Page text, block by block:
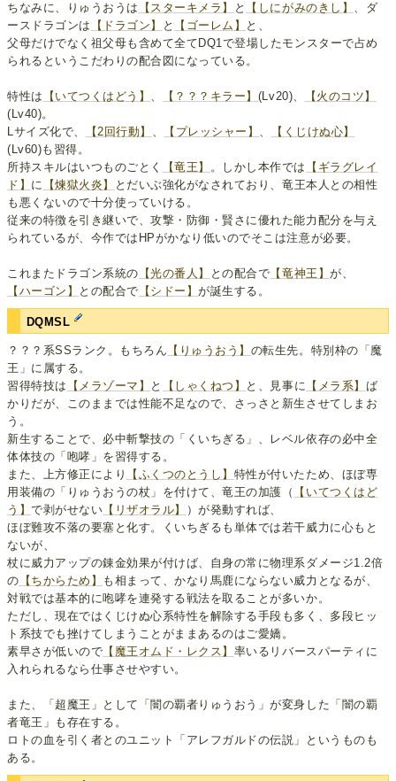
ちなみに、りゅうおうは
【スターキメラ】 と 【しにがみのきし】
、ダ
ースドラゴンは
【ドラゴン】 と 【ゴーレム】
と、
父母だけでなく祖父母も含めて全てDQ1で登場したモンスターで占め
られるというこだわりの配合図になっている。
特性は 【いてつくはどう】 【？？？キラー】 (Lv20)、
【火のコツ】
(Lv40)。
Lサイズ化で、
【2回行動】 【プレッシャー】
【くじけぬ心】
(Lv60)も習得。
所持スキルはいつものごとく
【竜王】 。しかし本作では
【ギラグレイ
ド】 に 【煉獄火炎】
とだいぶ強化がなされており、竜王本人との相性
も悪くないので十分使っていける。
従来の特徴を引き継いで、攻撃・防御・賢さに優れた能力配分を与え
られているが、今作ではHPがかなり低いのでそこは注意が必要。
これまたドラゴン系統の 【光の番人】 との配合で 【竜神王】が、
【ハーゴン】
との配合で 【シドー】が誕生する。
DQMSL
？？？系SSランク。もちろん 【りゅうおう】 の転生先。特別枠の「魔
王」に属する。
習得特技は
【メラゾーマ】 と 【しゃくねつ】 と、見事に 【メラ系】 ば
かりだが、このままでは性能不足なので、さっさと新生させてしまお
う。
新生することで、必中斬撃技の「くいちぎる」、レベル依存の必中全
体体技の「咆哮」を習得する。
また、上方修正により
【ふくつのとうし】 特性が付いたため、ほぼ専
用装備の「りゅうおうの杖」を付けて、竜王の加護（
【いてつくはど
う】で剥がせない 【リザオラル】
）が発動すれば、
ほぼ難攻不落の要塞と化す。くいちぎるも単体では若干威力に心もと
ないが、
杖に威力アップの錬金効果が付けば、自身の常に物理系ダメージ1.2倍
の 【ちからため】
も相まって、かなり馬鹿にならない威力となるが、
対戦では基本的に咆哮を連発する戦法を取ることが多いか。
ただし、現在ではくじけぬ心系特性を解除する手段も多く、多段ヒッ
ト系技でも挫けてしまうことがままあるのはご愛嬌。
素早さが低いので 【魔王オムド・レクス】 率いるリバースパーティに
入れられるなら仕事させやすい。
また、「超魔王」として「闇の覇者りゅうおう」が変身した「闇の覇
者竜王」も存在する。
ロトの血を引く者とのユニット「アレフガルドの伝説」というものも
ある。